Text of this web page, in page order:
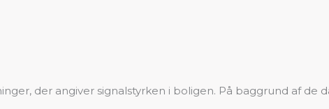
der angiver signalstyrken i boligen. På baggrund af de